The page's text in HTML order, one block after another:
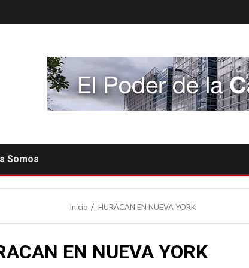
Somos
Inicio HURACAN EN NUEVA YORK
EN NUEVA YORK